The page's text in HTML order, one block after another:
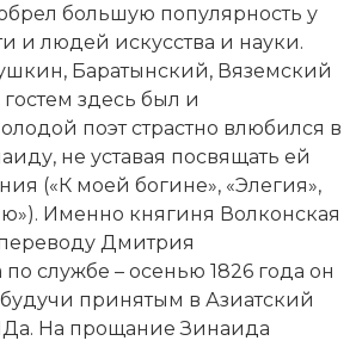
большую популярность у
и людей искусства и науки.
Баратынский, Вяземский
здесь был и
поэт страстно влюбился в
не уставая посвящать ей
(«К моей богине», «Элегия»,
Именно княгиня Волконская
Дмитрия
службе – осенью 1826 года он
будучи принятым в Азиатский
На прощание Зинаида